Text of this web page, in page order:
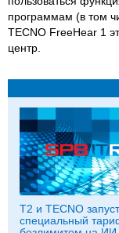
программам (в том
TECNO FreeHear 1
центр.
T2 и TECNO
специальный